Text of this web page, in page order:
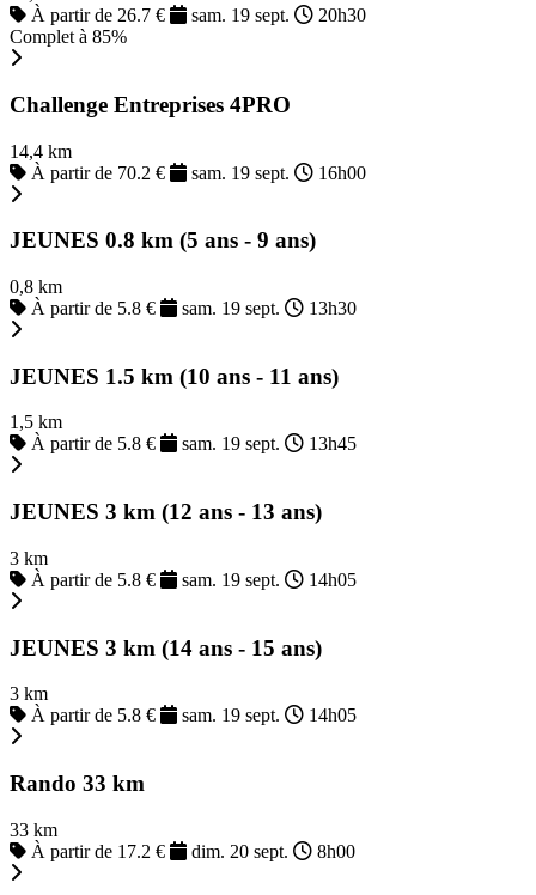
À partir de 26.7 €
sam. 19 sept.
20h30
Complet à 85%
Challenge Entreprises 4PRO
14,4 km
À partir de 70.2 €
sam. 19 sept. 16h00
JEUNES 0.8 km (5 ans - 9 ans)
0,8 km
À partir de 5.8 €
sam. 19 sept. 13h30
JEUNES 1.5 km (10 ans - 11 ans)
1,5 km
À partir de 5.8 €
sam. 19 sept. 13h45
JEUNES 3 km (12 ans - 13 ans)
3 km
À partir de 5.8 €
sam. 19 sept. 14h05
JEUNES 3 km (14 ans - 15 ans)
3 km
À partir de 5.8 €
sam. 19 sept. 14h05
Rando 33 km
33 km
À partir de 17.2 €
dim. 20 sept. 8h00